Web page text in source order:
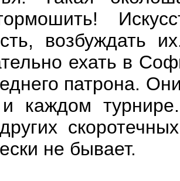
возбуждать
ехать в
патрона.
каждом
не бывает.